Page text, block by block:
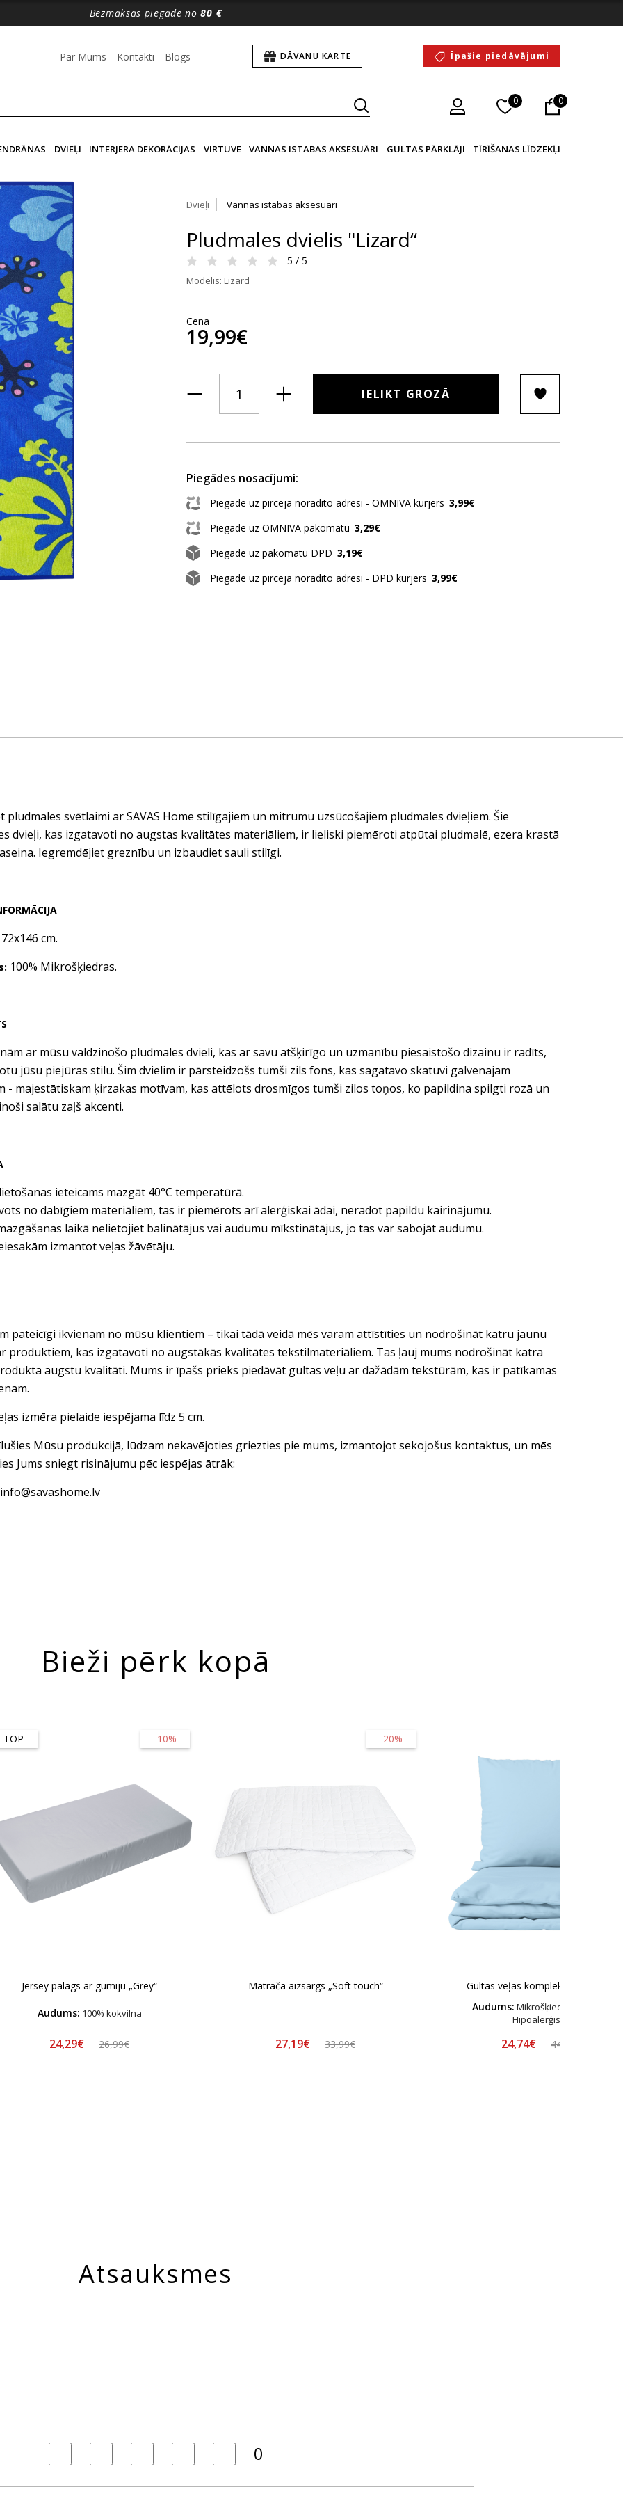
Bezmaksas piegāde no80 €
Par Mums Kontakti Blogs DĀVANU KARTE Īpašie piedāvājumi
0 0
DVIEĻI INTERJERA DEKORĀCIJAS VIRTUVE VANNAS ISTABAS AKSESUĀRI GULTAS PĀRKLĀJI TĪRĪŠANAS LĪDZEKĻI
Dvieļi Vannas istabas aksesuāri
Pludmales dvielis "Lizard“
5 / 5
Modelis: Lizard
Cena
19,99€
IELIKT GROZĀ
Piegādes nosacījumi:
Piegāde uz pircēja norādīto adresi - OMNIVA kurjers 3,99€
Piegāde uz OMNIVA pakomātu 3,29€
Piegāde uz pakomātu DPD 3,19€
Piegāde uz pircēja norādīto adresi - DPD kurjers 3,99€
pludmales svētlaimi ar SAVAS Home stilīgajiem un mitrumu uzsūcošajiem pludmales dvieļiem. Šie
dvieļi, kas izgatavoti no augstas kvalitātes materiāliem, ir lieliski piemēroti atpūtai pludmalē, ezera krastā
Iegremdējiet greznību un izbaudiet sauli stilīgi.
72x146 cm.
100% Mikrošķiedras.
ar mūsu valdzinošo pludmales dvieli, kas ar savu atšķirīgo un uzmanību piesaistošo dizainu ir radīts,
jūsu piejūras stilu. Šim dvielim ir pārsteidzošs tumši zils fons, kas sagatavo skatuvi galvenajam
- majestātiskam ķirzakas motīvam, kas attēlots drosmīgos tumši zilos toņos, ko papildina spilgti rozā un
salātu zaļš akcenti.
ieteicams mazgāt 40°C temperatūrā.
no dabīgiem materiāliem, tas ir piemērots arī alerģiskai ādai, neradot papildu kairinājumu.
laikā nelietojiet balinātājus vai audumu mīkstinātājus, jo tas var sabojāt audumu.
izmantot veļas žāvētāju.
pateicīgi ikvienam no mūsu klientiem – tikai tādā veidā mēs varam attīstīties un nodrošināt katru jaunu
produktiem, kas izgatavoti no augstākās kvalitātes tekstilmateriāliem. Tas ļauj mums nodrošināt katra
augstu kvalitāti. Mums ir īpašs prieks piedāvāt gultas veļu ar dažādām tekstūrām, kas ir patīkamas
izmēra pielaide iespējama līdz 5 cm.
Mūsu produkcijā, lūdzam nekavējoties griezties pie mums, izmantojot sekojošus kontaktus, un mēs
Jums sniegt risinājumu pēc iespējas ātrāk:
Bieži pērk kopā
-10%
TOP
Jersey palags ar gumiju „Grey“
Audums: 100% kokvilna
24,29€ 26,99€
-20%
Matrača aizsargs „Soft touch“
27,19€ 33,99€
Gultas veļas komplekts „Blizzard“
Audums: Mikrošķiedras satīns –
Hipoalerģisks
24,74€ 44,99€
Atsauksmes
0